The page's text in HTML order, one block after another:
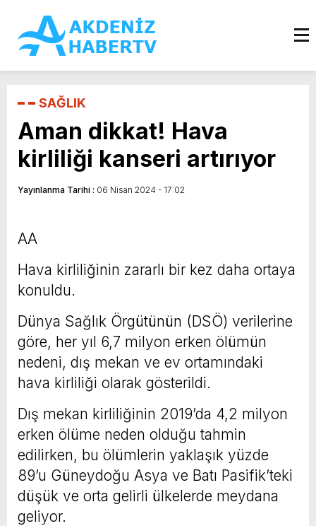
SAĞLIK
Aman dikkat! Hava
kirliliği kanseri artırıyor
Yayınlanma Tarihi : 06 Nisan 2024 - 17:02
AA
Hava kirliliğinin zararlı bir kez daha ortaya
konuldu.
Dünya Sağlık Örgütünün (DSÖ) verilerine
göre, her yıl 6,7 milyon erken ölümün
nedeni, dış mekan ve ev ortamındaki
hava kirliliği olarak gösterildi.
Dış mekan kirliliğinin 2019’da 4,2 milyon
erken ölüme neden olduğu tahmin
edilirken, bu ölümlerin yaklaşık yüzde
89’u Güneydoğu Asya ve Batı Pasifik’teki
düşük ve orta gelirli ülkelerde meydana
geliyor.